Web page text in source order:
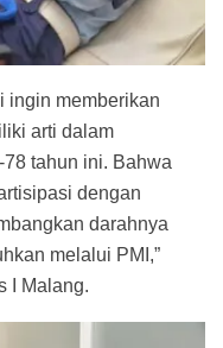
ingin memberikan
arti dalam
tahun ini. Bahwa
dengan
darahnya
melalui PMI,”
I Malang.